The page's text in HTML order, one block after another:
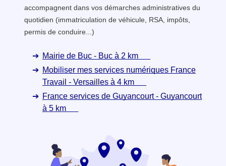
accompagnent dans vos démarches administratives du
quotidien (immatriculation de véhicule, RSA, impôts,
permis de conduire...)
Mairie de Buc - Buc à 2 km
Mobiliser mes services numériques France
Travail - Versailles à 4 km
France services de Guyancourt - Guyancourt
à 5 km